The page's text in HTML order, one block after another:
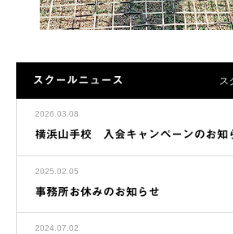
スクールニュース ス
2026.03.08
横浜山手校 入会キャンペーンのお知
2025.02.05
事務所お休みのお知らせ
2024.07.02